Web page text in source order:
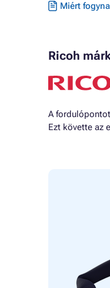
Miért
Ricoh
A
Ezt követte az